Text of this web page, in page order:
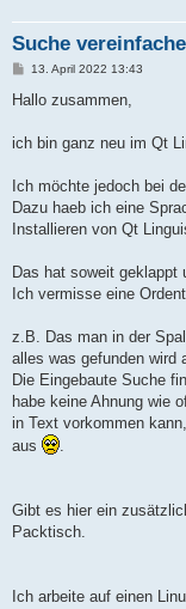
Suche
B
i
a
13. April 2022 13:43
Hallo zusammen,
ich bin ganz neu im Qt
Ich möchte jedoch bei
Dazu haeb ich eine
Installieren von Qt
Das hat soweit geklappt
Ich vermisse eine
z.B. Das man in der
alles was gefunden wird
Die Eingebaute Suche
habe keine Ahnung wie
in Text vorkommen
aus
.
Gibt es hier ein
Packtisch.
Ich arbeite auf einen